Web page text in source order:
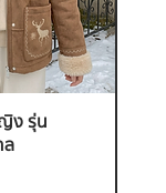
ง รุ่น
ล